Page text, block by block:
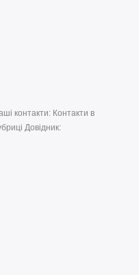
контакти: Контакти в
Довідник: